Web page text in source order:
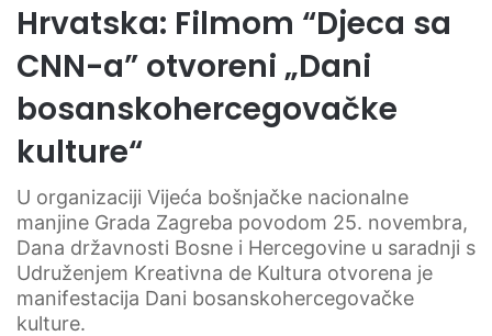
Hrvatska: Filmom “Djeca sa
CNN-a” otvoreni „Dani
bosanskohercegovačke
kulture“
U organizaciji Vijeća bošnjačke nacionalne
manjine Grada Zagreba povodom 25. novembra,
Dana državnosti Bosne i Hercegovine u saradnji s
Udruženjem Kreativna de Kultura otvorena je
manifestacija Dani bosanskohercegovačke
kulture.